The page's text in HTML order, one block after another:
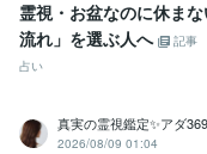
霊視・お盆なのに休ま
流れ」を選ぶ人へ
記事
占い
真実の霊視鑑定✨アダ
2026/08/09 01:04